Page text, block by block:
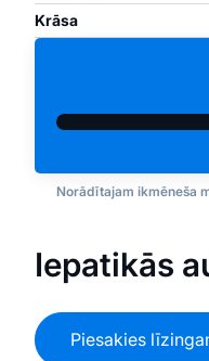
Krāsa
Norādītajam ikmēneša
Iepatikās
Piesakies